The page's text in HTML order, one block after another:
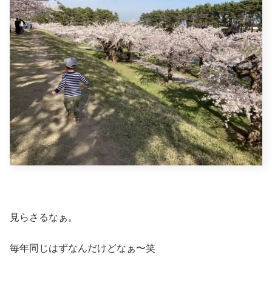
見らさるなぁ。
毎年同じはずなんだけどなぁ〜笑